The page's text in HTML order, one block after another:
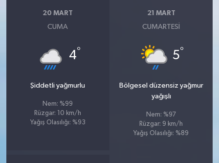
20 MART
CUMA
4°
Şiddetli yağmurlu
Nem: %99
Rüzgar: 10 km/h
Yağış Olasılığı: %93
21 MART
CUMARTESI
5°
Bölgesel düzensiz yağmur
yağışlı
Nem: %97
Rüzgar: 9 km/h
Yağış Olasılığı: %89